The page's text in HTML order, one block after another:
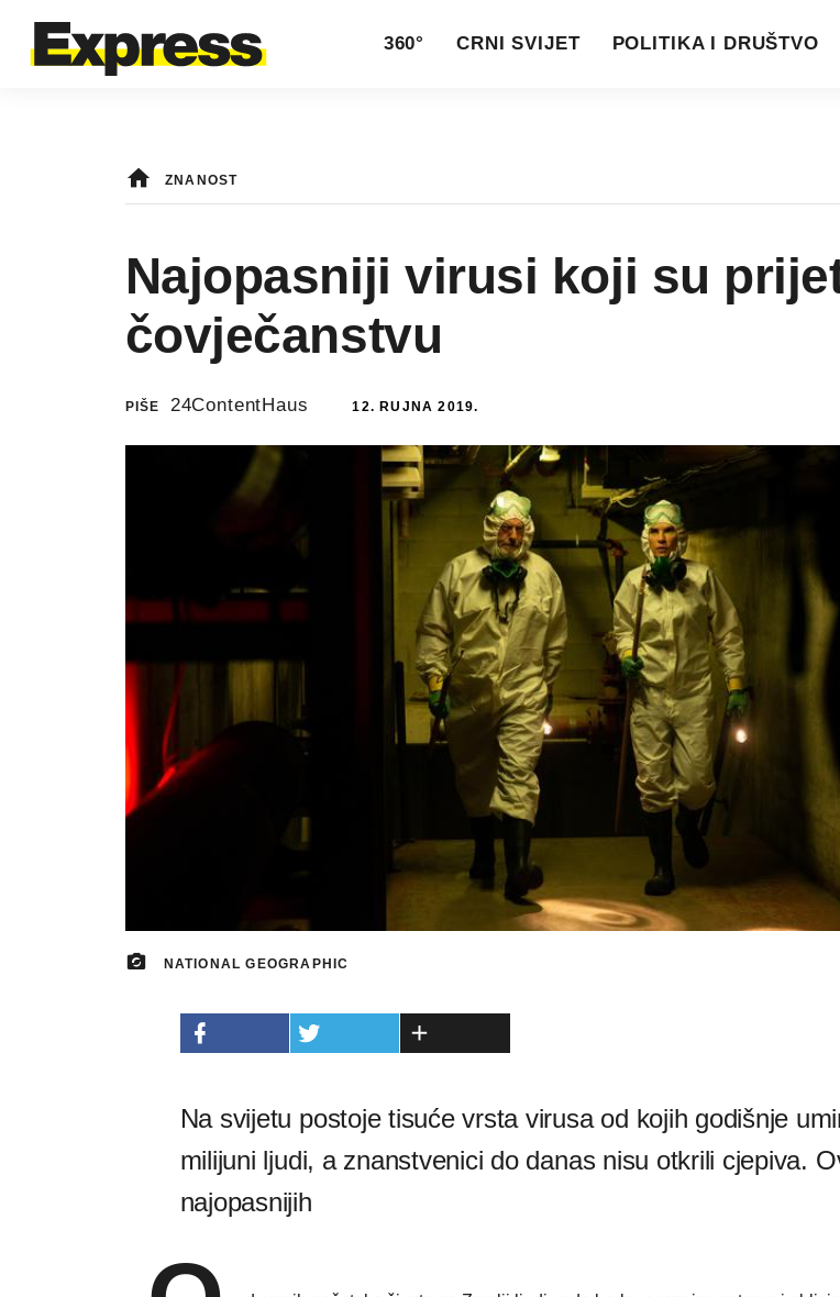
360° CRNI SVIJET POLITIKA I DRUŠTVO
ZNANOST
Najopasniji virusi koji su
čovječanstvu
PIŠE 24ContentHaus 12. RUJNA 2019.
NATIONAL GEOGRAPHIC
Na svijetu postoje tisuće vrsta virusa od kojih godišnje
milijuni ljudi, a znanstvenici do danas nisu otkrili cjepiva.
najopasnijih